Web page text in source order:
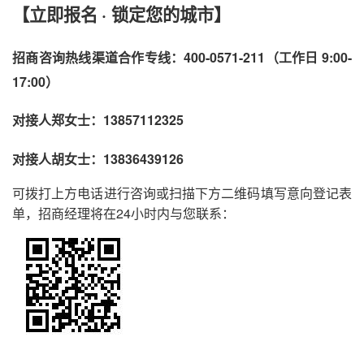
【立即报名 · 锁定您的城市】
招商咨询热线渠道合作专线：400-0571-211 （工作日 9:00-
17:00）
对接人郑女士： 13857112325
对接人胡女士：13836439126
可拨打上方电话进行咨询或扫描下方二维码填写意向登记表
单，招商经理将在24小时内与您联系：